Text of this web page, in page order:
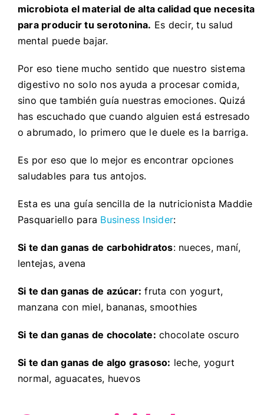
microbiota el material de alta calidad que necesita
para producir tu serotonina. Es decir, tu salud
mental puede bajar.
Por eso tiene mucho sentido que nuestro sistema
digestivo no solo nos ayuda a procesar comida,
sino que también guía nuestras emociones. Quizá
has escuchado que cuando alguien está estresado
o abrumado, lo primero que le duele es la barriga.
Es por eso que lo mejor es encontrar opciones
saludables para tus antojos.
Esta es una guía sencilla de la nutricionista Maddie
Pasquariello para Business Insider:
Si te dan ganas de carbohidratos: nueces, maní,
lentejas, avena
Si te dan ganas de azúcar: fruta con yogurt,
manzana con miel, bananas, smoothies
Si te dan ganas de chocolate: chocolate oscuro
Si te dan ganas de algo grasoso: leche, yogurt
normal, aguacates, huevos